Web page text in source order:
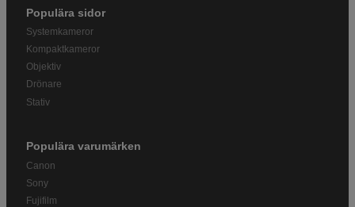
Populära sidor
Systemkameror
Kompaktkameror
Objektiv
Drönare
Stativ
Populära varumärken
Canon
Sony
Fujifilm